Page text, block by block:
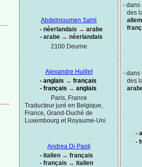
- dans
des
- dans
des
-
-
Abdelmoumen Sahli
- néerlandais → arabe
- arabe → néerlandais
2100 Deurne
Alexandre Huillet
- anglais → français
- français → anglais
Paris, France
Traducteur juré en Belgique,
France, Grand-Duché de
Luxembourg et Royaume-Uni
Andrea Di Paoli
- italien → français
- français → italien